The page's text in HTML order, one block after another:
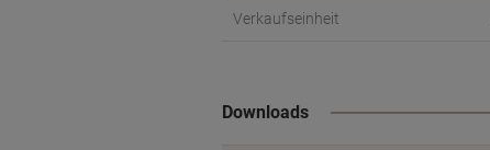
Verkaufseinheit
Downloads